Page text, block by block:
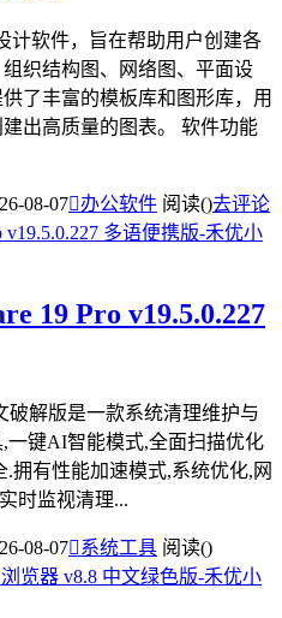
计软件，旨在帮助用户创建各
织结构图、网络图、平面设
了丰富的模板库和图形库，用
出高质量的图表。 软件功能
08-07办公软件 阅读()去评论
19 Pro v19.5.0.227
破解版是一款系统清理维护与
一键AI智能模式,全面扫描优化
拥有性能加速模式,系统优化,网
时监视清理...
08-07系统工具 阅读()